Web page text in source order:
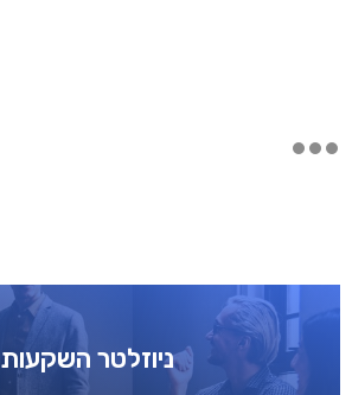
ניוזלטר השקעות